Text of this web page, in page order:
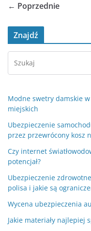
← Poprzednie
Znajdź
Modne swetry damskie
miejskich
Ubezpieczenie
przez przewrócony kosz
Czy internet
potencjał?
Ubezpieczenie
polisa i jakie są
Wycena ubezpieczenia
Jakie materiały najlepiej